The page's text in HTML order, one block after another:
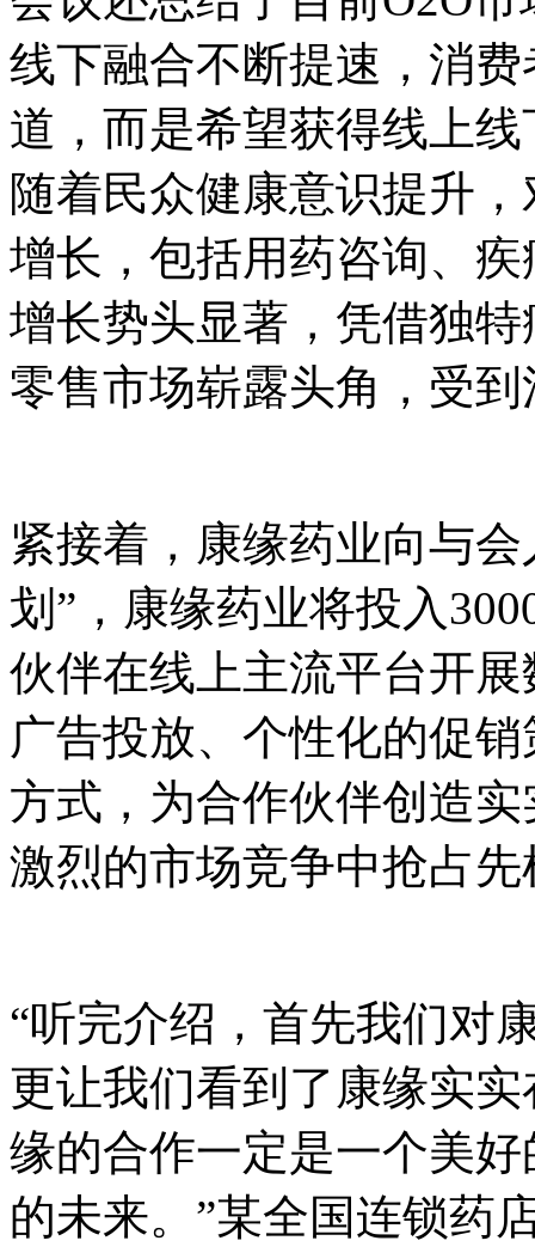
线下融合不断提速，消
道，而是希望获得线上
随着民众健康意识提升
增长，包括用药咨询、
增长势头显著，凭借独
零售市场崭露头角，受
紧接着，康缘药业向与
划”，康缘药业将投入
伙伴在线上主流平台开
广告投放、个性化的促
方式，为合作伙伴创造
激烈的市场竞争中抢占先
“听完介绍，首先我们对
更让我们看到了康缘实
缘的合作一定是一个美
的未来。”某全国连锁药